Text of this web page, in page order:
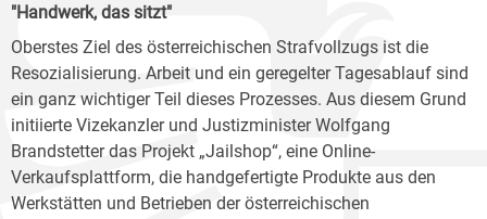
"Handwerk, das sitzt"
Oberstes Ziel des österreichischen Strafvollzugs ist die
Resozialisierung. Arbeit und ein geregelter Tagesablauf sind
ein ganz wichtiger Teil dieses Prozesses. Aus diesem Grund
initiierte Vizekanzler und Justizminister Wolfgang
Brandstetter das Projekt „Jailshop“, eine Online-
Verkaufsplattform, die handgefertigte Produkte aus den
Werkstätten und Betrieben der österreichischen